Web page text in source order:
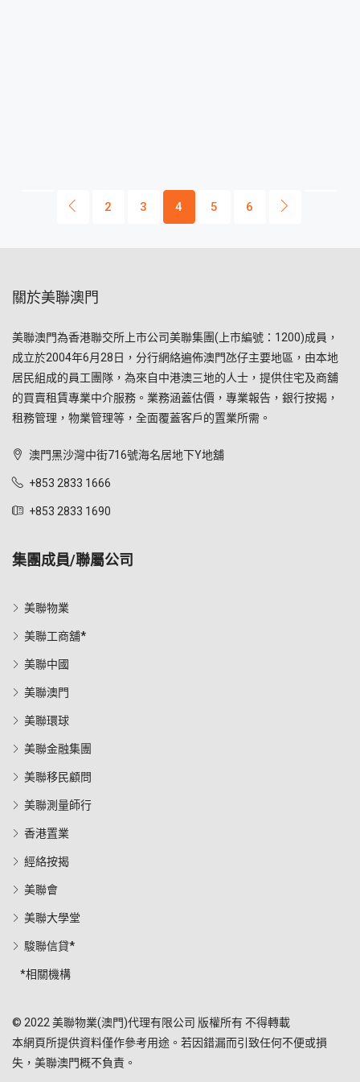
2 3 4 5 6
關於美聯澳門
美聯澳門為香港聯交所上市公司美聯集團(上市編號：1200)成員，
成立於2004年6月28日，分行網絡遍佈澳門氹仔主要地區，由本地
居民組成的員工團隊，為來自中港澳三地的人士，提供住宅及商舖
的買賣租賃專業中介服務。業務涵蓋估價，專業報告，銀行按揭，
租務管理，物業管理等，全面覆蓋客戶的置業所需。
澳門黑沙灣中街716號海名居地下Y地舖
+853 2833 1666
+853 2833 1690
集團成員/聯屬公司
美聯物業
美聯工商舖*
美聯中國
美聯澳門
美聯環球
美聯金融集團
美聯移民顧問
美聯測量師行
香港置業
經絡按揭
美聯會
美聯大學堂
駿聯信貸*
*相關機構
© 2022 美聯物業(澳門)代理有限公司 版權所有 不得轉載
本網頁所提供資料僅作參考用途。若因錯漏而引致任何不便或損
失，美聯澳門概不負責。